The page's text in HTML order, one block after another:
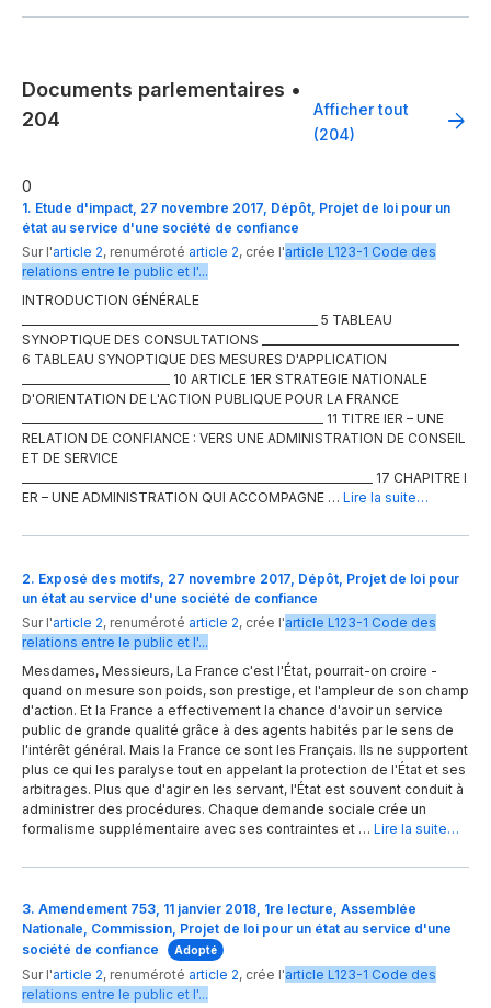
Documents parlementaires •
204
Afficher tout
(204)
0
1. Etude d'impact, 27 novembre 2017, Dépôt, Projet de loi pour un
état au service d'une société de confiance
Sur l'article 2, renuméroté article 2, crée l'article L123-1 Code des
relations entre le public et l'...
INTRODUCTION GÉNÉRALE
______________________________________________________ 5 TABLEAU
SYNOPTIQUE DES CONSULTATIONS ____________________________________
6 TABLEAU SYNOPTIQUE DES MESURES D'APPLICATION
___________________________ 10 ARTICLE 1ER STRATEGIE NATIONALE
D'ORIENTATION DE L'ACTION PUBLIQUE POUR LA FRANCE
_______________________________________________________ 11 TITRE IER – UNE
RELATION DE CONFIANCE : VERS UNE ADMINISTRATION DE CONSEIL
ET DE SERVICE
________________________________________________________________ 17 CHAPITRE I
ER – UNE ADMINISTRATION QUI ACCOMPAGNE … Lire la suite…
2. Exposé des motifs, 27 novembre 2017, Dépôt, Projet de loi pour
un état au service d'une société de confiance
Sur l'article 2, renuméroté article 2, crée l'article L123-1 Code des
relations entre le public et l'...
Mesdames, Messieurs, La France c'est l'État, pourrait-on croire -
quand on mesure son poids, son prestige, et l'ampleur de son champ
d'action. Et la France a effectivement la chance d'avoir un service
public de grande qualité grâce à des agents habités par le sens de
l'intérêt général. Mais la France ce sont les Français. Ils ne supportent
plus ce qui les paralyse tout en appelant la protection de l'État et ses
arbitrages. Plus que d'agir en les servant, l'État est souvent conduit à
administrer des procédures. Chaque demande sociale crée un
formalisme supplémentaire avec ses contraintes et … Lire la suite…
3. Amendement 753, 11 janvier 2018, 1re lecture, Assemblée
Nationale, Commission, Projet de loi pour un état au service d'une
société de confiance
Adopté
Sur l'article 2, renuméroté article 2, crée l'article L123-1 Code des
relations entre le public et l'...